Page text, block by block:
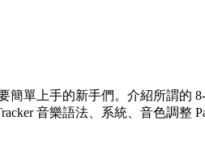
單上手的新手們。介紹所謂的
音樂語法、系統、音色調整